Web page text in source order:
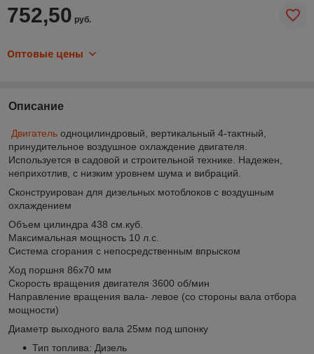
752,50 руб.
Оптовые цены
Описание
Двигатель одноцилиндровый, вертикальный 4-тактный,
принудительное воздушное охлаждение двигателя.
Используется в садовой и строительной технике. Надежен,
неприхотлив, с низким уровнем шума и вибраций.
Сконструирован для дизельных мотоблоков с воздушным
охлаждением
Объем цилиндра 438 см.куб.
Максимальная мощность 10 л.с.
Система сгорания с непосредственным впрыском
Ход поршня 86x70 мм
Скорость вращения двигателя 3600 об/мин
Направление вращения вала- левое (со стороны вала отбора
мощности)
Диаметр выходного вала 25мм под шпонку
Тип топлива: Дизель